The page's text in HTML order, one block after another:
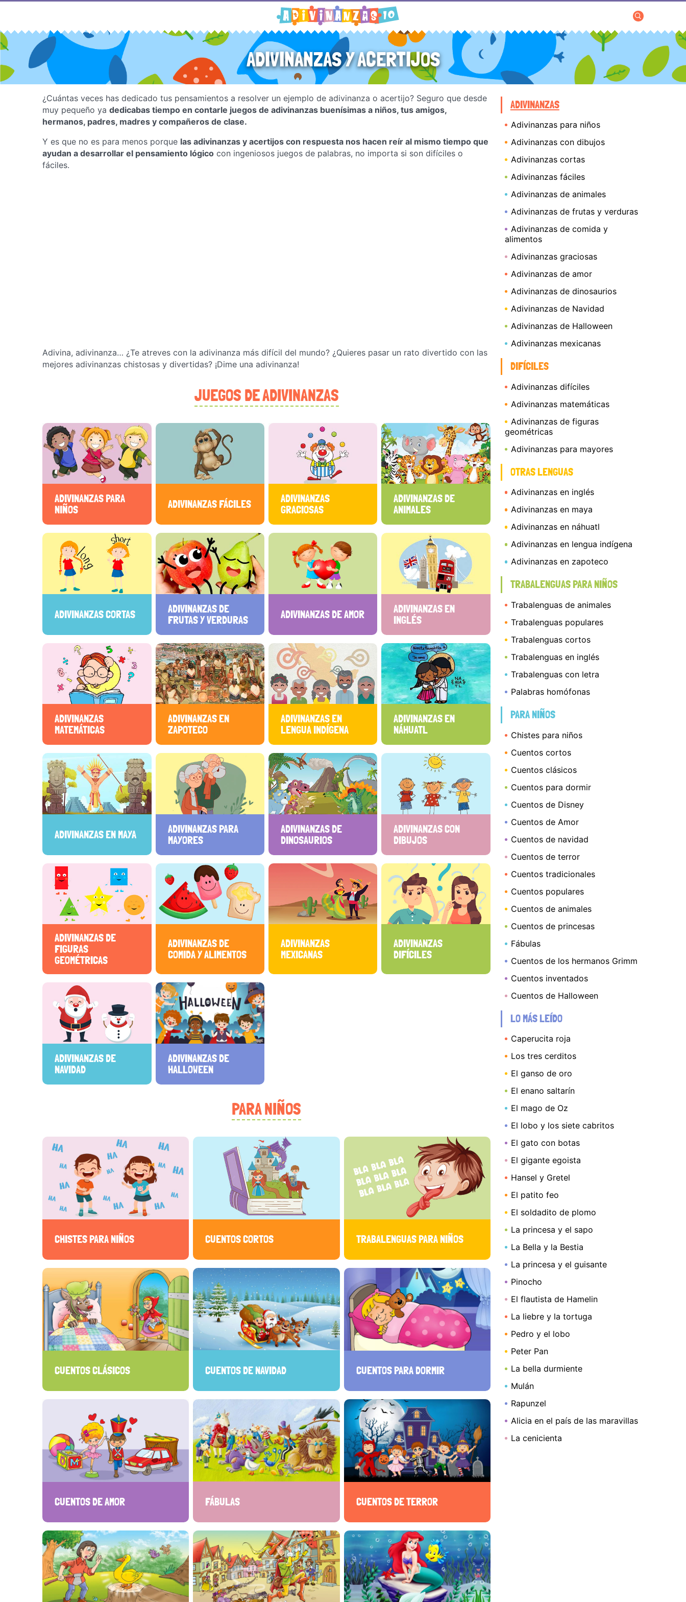
Saltar
ADIVINANZAS
Adivinanzas para niños
Adivinanzas con dibujos
Adivinanzas cortas
Adivinanzas fáciles
Adivinanzas de animales
Adivinanzas de frutas y verduras
Adivinanzas de comida y
alimentos
Adivinanzas graciosas
Adivinanzas de amor
Adivinanzas de dinosaurios
Adivinanzas de Navidad
Adivinanzas de Halloween
Adivinanzas mexicanas
DIFÍCILES
Adivinanzas difíciles
Adivinanzas matemáticas
Adivinanzas de figuras
geométricas
Adivinanzas para mayores
OTRAS LENGUAS
Adivinanzas en inglés
Adivinanzas en maya
Adivinanzas en náhuatl
Adivinanzas en lengua indígena
Adivinanzas en zapoteco
TRABALENGUAS PARA NIÑOS
Trabalenguas de animales
Trabalenguas populares
Trabalenguas cortos
Trabalenguas en inglés
Trabalenguas con letra
Palabras homófonas
PARA NIÑOS
Chistes para niños
Cuentos cortos
Cuentos clásicos
Cuentos para dormir
Cuentos de Disney
Cuentos de Amor
Cuentos de navidad
Cuentos de terror
Cuentos tradicionales
Cuentos populares
Cuentos de animales
Cuentos de princesas
Fábulas
Cuentos de los hermanos Grimm
Cuentos inventados
Cuentos de Halloween
LO MÁS LEÍDO
Caperucita roja
Los tres cerditos
El ganso de oro
El enano saltarín
El mago de Oz
El lobo y los siete cabritos
El gato con botas
El gigante egoista
Hansel y Gretel
El patito feo
El soldadito de plomo
La princesa y el sapo
La Bella y la Bestia
La princesa y el guisante
Pinocho
El flautista de Hamelin
La liebre y la tortuga
Pedro y el lobo
Peter Pan
La bella durmiente
Mulán
Rapunzel
Alicia en el país de las maravillas
La cenicienta
ADIVINANZAS Y ACERTIJOS
¿Cuántas veces has dedicado tus pensamientos a resolver un ejemplo de adivinanza o acertijo? Seguro que desde
muy pequeño yadedicabas tiempo en contarle juegos de adivinanzas buenísimas a niños, tus amigos,
hermanos, padres, madres y compañeros de clase.
Y es que no es para menos porque las adivinanzas y acertijos con respuesta nos hacen reír al mismo tiempo que
ayudan a desarrollar el pensamiento lógico con ingeniosos juegos de palabras, no importa si son difíciles o
fáciles.
Adivina, adivinanza… ¿Te atreves con la adivinanza más difícil del mundo? ¿Quieres pasar un rato divertido con las
mejores adivinanzas chistosas y divertidas? ¡Dime una adivinanza!
JUEGOS DE ADIVINANZAS
ADIVINANZAS PARA
NIÑOS
ADIVINANZAS FÁCILES
ADIVINANZAS
GRACIOSAS
ADIVINANZAS DE
ANIMALES
ADIVINANZAS CORTAS
ADIVINANZAS DE
FRUTAS Y VERDURAS
ADIVINANZAS DE AMOR
ADIVINANZAS EN
INGLÉS
ADIVINANZAS
MATEMÁTICAS
ADIVINANZAS EN
ZAPOTECO
ADIVINANZAS EN
LENGUA INDÍGENA
ADIVINANZAS EN
NÁHUATL
ADIVINANZAS EN MAYA
ADIVINANZAS PARA
MAYORES
ADIVINANZAS DE
DINOSAURIOS
ADIVINANZAS CON
DIBUJOS
ADIVINANZAS DE
FIGURAS
GEOMÉTRICAS
ADIVINANZAS DE
COMIDA Y ALIMENTOS
ADIVINANZAS
MEXICANAS
ADIVINANZAS
DIFÍCILES
ADIVINANZAS DE
NAVIDAD
ADIVINANZAS DE
HALLOWEEN
PARA NIÑOS
CHISTES PARA NIÑOS CUENTOS CORTOS TRABALENGUAS PARA NIÑOS
CUENTOS CLÁSICOS CUENTOS DE NAVIDAD CUENTOS PARA DORMIR
CUENTOS DE AMOR FÁBULAS CUENTOS DE TERROR